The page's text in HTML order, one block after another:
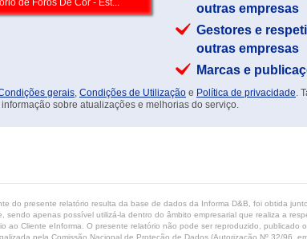
outras empresas
Gestores e
outras empresas
Marcas e
gerais, Condições de Utilização e Política de privacidade.
sobre atualizações e melhorias do serviço.
do presente relatório resulta da base de dados da Informa D&B, foi obtida
sendo apenas possível utilizá-la dentro do âmbito empresarial que realiza a
ao Cliente eInforma. O presente relatório não pode ser reproduzido,
pela Comissão Nacional de Proteção de Dados (Autorização Nº 32/96,